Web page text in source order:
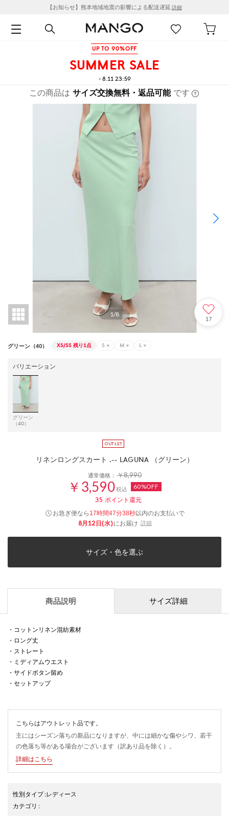
【お知らせ】熊本地域地震の影響による配送遅延 詳細
UP TO 90%OFF
SUMMER SALE
- 8.11 23:59
この商品は サイズ交換無料・返品可能 です
1/8
17
グリーン（40） XS/SS 残り1点 S × M × L ×
バリエーション
グリーン
（40）
リネンロングスカート .-- LAGUNA （グリーン）
通常価格：￥8,990
￥3,590税込 60%OFF
35 ポイント還元
お急ぎ便なら 17時間47分38秒以内のお支払いで
8月12日(水)にお届け 詳細
サイズ・色を選ぶ
商品説明 サイズ詳細
・コットンリネン混紡素材
・ロング丈
・ストレート
・ミディアムウエスト
・サイドボタン留め
・セットアップ
こちらはアウトレット品です。
主にはシーズン落ちの新品になりますが、中には細かな傷やシワ、若干
の色落ち等がある場合がございます（訳あり品を除く）。
詳細はこちら
性別タイプ:レディース
カテゴリ :